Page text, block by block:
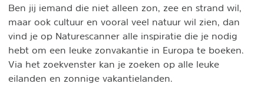
Ben jij iemand die niet alleen zon, zee en strand wil,
maar ook cultuur en vooral veel natuur wil zien, dan
vind je op Naturescanner alle inspiratie die je nodig
hebt om een leuke zonvakantie in Europa te boeken.
Via het zoekvenster kan je zoeken op alle leuke
eilanden en zonnige vakantielanden.